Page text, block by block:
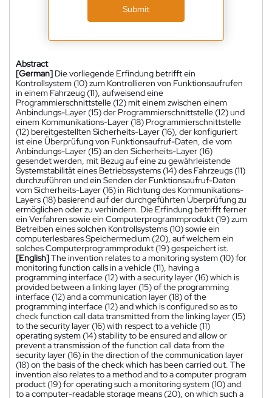
Submit
Abstract
[German] Die vorliegende Erfindung betrifft ein
Kontrollsystem (10) zum Kontrollieren von Funktionsaufrufen
in einem Fahrzeug (11), aufweisend eine
Programmierschnittstelle (12) mit einem zwischen einem
Anbindungs-Layer (15) der Programmierschnittstelle (12) und
einem Kommunikations-Layer (18) Programmierschnittstelle
(12) bereitgestellten Sicherheits-Layer (16), der konfiguriert
ist eine Überprüfung von Funktionsaufruf-Daten, die vom
Anbindungs-Layer (15) an den Sicherheits-Layer (16)
gesendet werden, mit Bezug auf eine zu gewährleistende
Systemstabilität eines Betriebssystems (14) des Fahrzeugs (11)
durchzuführen und ein Senden der Funktionsaufruf-Daten
vom Sicherheits-Layer (16) in Richtung des Kommunikations-
Layers (18) basierend auf der durchgeführten Überprüfung zu
ermöglichen oder zu verhindern. Die Erfindung betrifft ferner
ein Verfahren sowie ein Computerprogrammprodukt (19) zum
Betreiben eines solchen Kontrollsystems (10) sowie ein
computerlesbares Speichermedium (20), auf welchem ein
solches Computerprogrammprodukt (19) gespeichert ist.
[English]The invention relates to a monitoring system (10) for
monitoring function calls in a vehicle (11), having a
programming interface (12) with a security layer (16) which is
provided between a linking layer (15) of the programming
interface (12) and a communication layer (18) of the
programming interface (12) and which is configured so as to
check function call data transmitted from the linking layer (15)
to the security layer (16) with respect to a vehicle (11)
operating system (14) stability to be ensured and allow or
prevent a transmission of the function call data from the
security layer (16) in the direction of the communication layer
(18) on the basis of the check which has been carried out. The
invention also relates to a method and to a computer program
product (19) for operating such a monitoring system (10) and
to a computer-readable storage means (20), on which such a